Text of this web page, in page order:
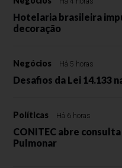
Hotelaria brasileira
decoração
Negócios Há 5 horas
Desafios da Lei 14.133
Políticas Há 6 horas
CONITEC abre
Pulmonar